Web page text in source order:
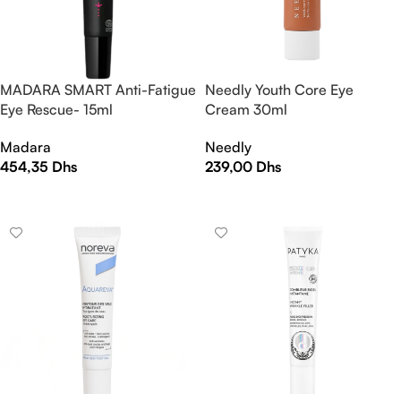
MADARA SMART Anti-Fatigue
Eye Rescue- 15ml
Madara
454,35 Dhs
Needly Youth Core Eye
Cream 30ml
Needly
239,00 Dhs